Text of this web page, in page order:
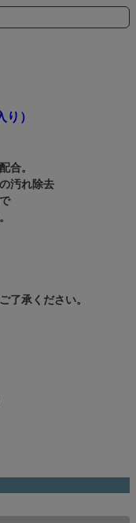
）
合。
汚れ除去
了承ください。